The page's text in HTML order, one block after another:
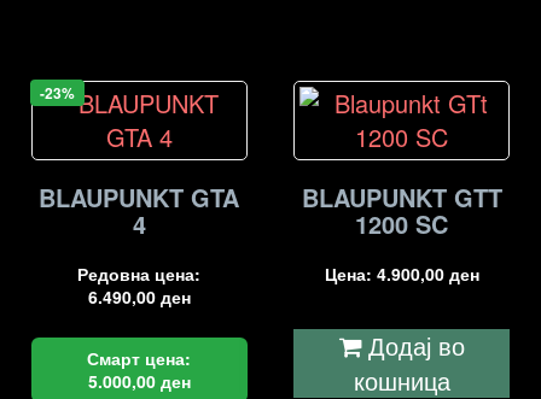
-23%
BLAUPUNKT GTA
4
Редовна цена:
6.490,00 ден
Смарт цена:
5.000,00 ден
BLAUPUNKT GTT
1200 SC
Цена: 4.900,00 ден
Додај во
кошница